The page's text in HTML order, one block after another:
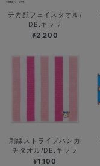
デカ顔フェイスタオル/
DB.キララ
¥2,200
刺繍ストライプハンカ
チタオル/DB.キララ
¥1,100